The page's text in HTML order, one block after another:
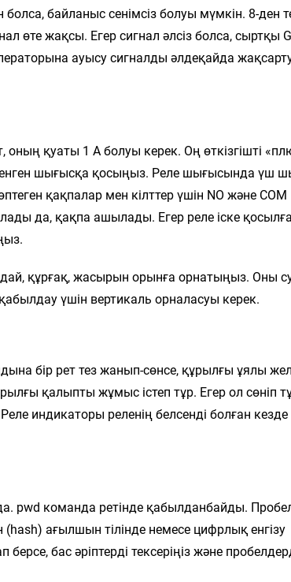
болса, байланыс сенімсіз болуы мүмкін. 8-ден
өте жақсы. Егер сигнал әлсіз болса, сыртқы
ауысу сигналды әлдеқайда
қуаты 1 А болуы керек. Оң өткізгішті
шығысқа қосыңыз. Реле шығысында үш
қақпалар мен кілттер үшін NO және COM
да, қақпа ашылады. Егер реле іске
құрғақ, жасырын орынға орнатыңыз. Оны
үшін вертикаль орналасуы керек.
бір рет тез жанып-сөнсе, құрылғы ұялы
қалыпты жұмыс істеп тұр. Егер ол сөніп
индикаторы реленің белсенді болған кезде
pwd команда ретінде қабылданбайды.
ағылшын тілінде немесе цифрлық енгізу
бас әріптерді тексеріңіз және